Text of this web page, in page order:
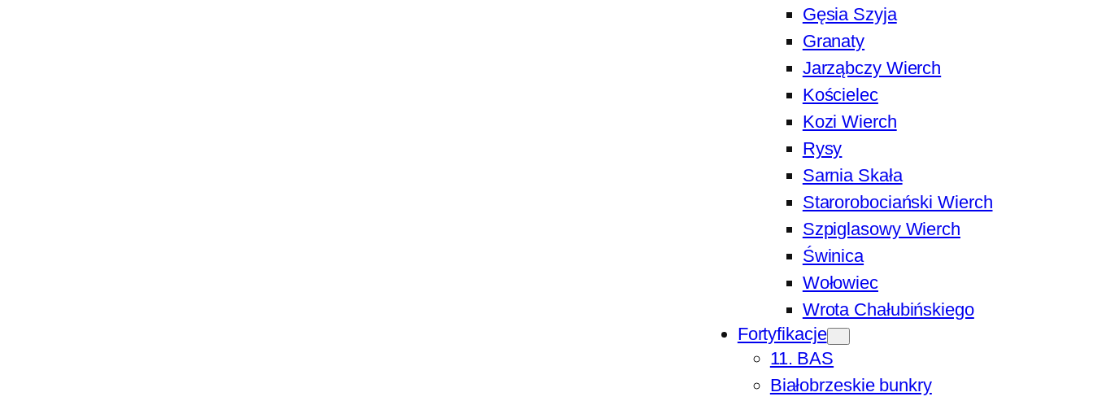
Gęsia Szyja
Granaty
Jarząbczy Wierch
Kościelec
Kozi Wierch
Rysy
Sarnia Skała
Starorobociański Wierch
Szpiglasowy Wierch
Świnica
Wołowiec
Wrota Chałubińskiego
Fortyfikacje
11. BAS
Białobrzeskie bunkry